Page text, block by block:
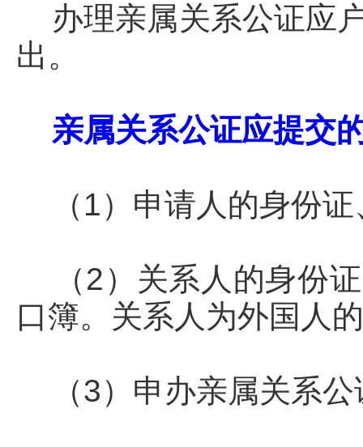
办理亲属关系公证应
出。
亲属关系公证应提交
（1）申请人的身份证
（2）关系人的身份证
口簿。关系人为外国人
（3）申办亲属关系公